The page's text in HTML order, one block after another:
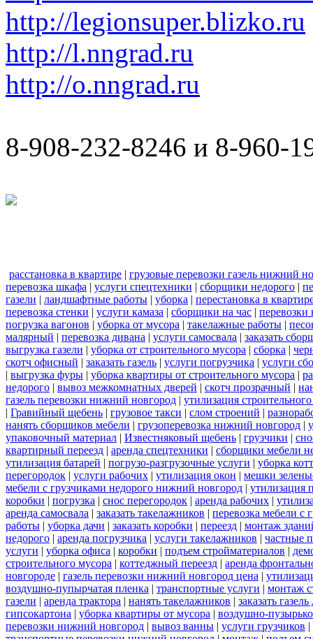
http://legionsuper.blizko.ru
http://l.nngrad.ru
http://o.nngrad.ru
8-908-232-8246 и 8-960-
расстановка в квартире | грузовые перевозки газель нижний
перевозка шкафа | услуги спецтехники | сборщики недорого |
газели | ландшафтные работы | уборка | перестановка в
перевозка стенки | услуги камаза | сборщики на час | перевозки
погрузка вагонов | уборка от мусора | такелажные работы |
малярный | перевозка дивана | услуги самосвала | заказать
выгрузка газели | уборка от строительного мусора | сборка |
скотч офисный | заказать газель | услуги погрузчика | услуги
| выгрузка фуры | уборка квартиры от строительного мусора |
недорого | вывоз межкомнатных дверей | скотч прозрачный |
газель перевозки нижний новгород | утилизация
| Гравийный щебень | грузовое такси | слом строений |
нанять сборщиков мебели | грузоперевозка нижний новгород |
упаковочный материал | Известняковый щебень | грузчики |
квартирный переезд | аренда спецтехники | сборщики мебели
утилизация батарей | погрузо-разгрузочные услуги | уборка
перегородок | услуги рабочих | утилизация окон | мешки
мебели с грузчиками недорого нижний новгород | утилизация
коробки | погрузка | снос перегородок | аренда рабочих |
аренда самосвала | заказать такелажников | перевозка мебели с
работы | уборка дачи | заказать коробки | переезд | монтаж
недорого | аренда погрузчика | услуги такелажников | частные
услуги | уборка офиса | коробки | подъем стройматериалов |
строительного мусора | коттеджный переезд | аренда
новгороде | газель перевозки нижний новгород цена |
воздушно-пупырчатая пленка | транспортные услуги | монтаж
газели | аренда трактора | нанять такелажников | заказать
гипсокартона | уборка квартиры от мусора | воздушно-
перевозки нижний новгород | вывоз ванны | услуги грузчиков |